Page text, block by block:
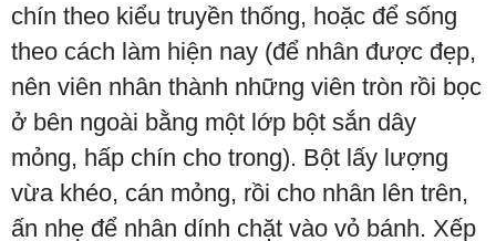
chín theo kiểu truyền thống, hoặc để sống
theo cách làm hiện nay (để nhân được đẹp,
nên viên nhân thành những viên tròn rồi bọc
ở bên ngoài bằng một lớp bột sắn dây
mỏng, hấp chín cho trong). Bột lấy lượng
vừa khéo, cán mỏng, rồi cho nhân lên trên,
ấn nhẹ để nhân dính chặt vào vỏ bánh. Xếp